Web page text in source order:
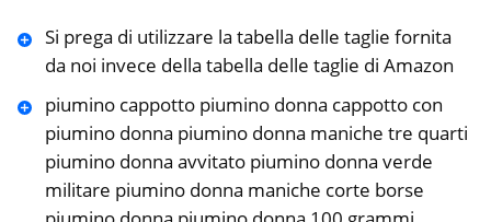
Si prega di utilizzare la tabella delle taglie fornita
da noi invece della tabella delle taglie di Amazon
piumino cappotto piumino donna cappotto con
piumino donna piumino donna maniche tre quarti
piumino donna avvitato piumino donna verde
militare piumino donna maniche corte borse